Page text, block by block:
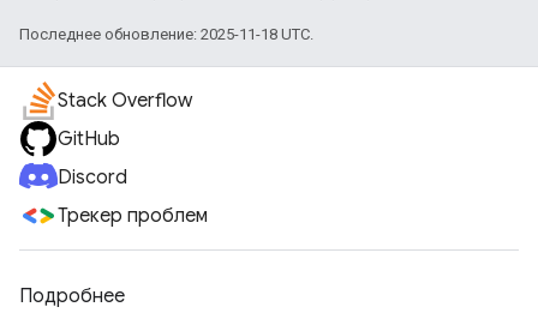
Последнее обновление: 2025-11-18 UTC.
Stack Overflow
GitHub
Discord
Трекер проблем
Подробнее